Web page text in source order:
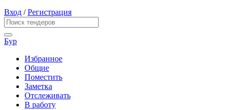
Вход /Регистрация
Бур
Избранное
Общие
Поместить
Заметка
Отслеживать
В работу